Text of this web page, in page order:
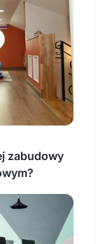
zabudowy